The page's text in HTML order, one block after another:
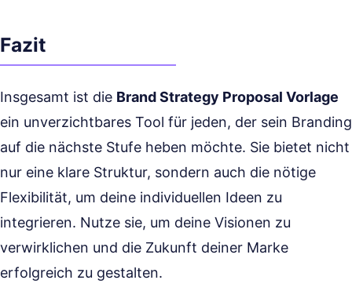
Fazit
Insgesamt ist die Brand Strategy Proposal Vorlage
ein unverzichtbares Tool für jeden, der sein Branding
auf die nächste Stufe heben möchte. Sie bietet nicht
nur eine klare Struktur, sondern auch die nötige
Flexibilität, um deine individuellen Ideen zu
integrieren. Nutze sie, um deine Visionen zu
verwirklichen und die Zukunft deiner Marke
erfolgreich zu gestalten.